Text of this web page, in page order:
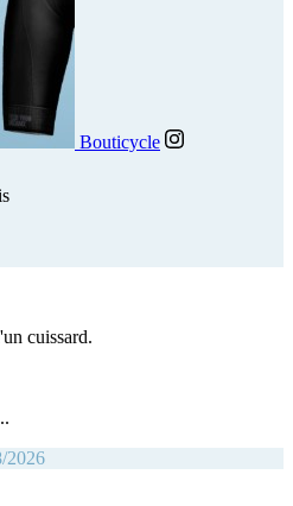
Bouticycle
cuissard.
2026